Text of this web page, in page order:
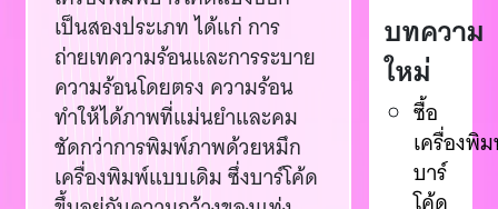
เป็นสองประเภท ได้แก่ การ
ถ่ายเทความร้อนและการระบาย
ความร้อนโดยตรง ความร้อน
ทำให้ได้ภาพที่แม่นยำและคม
ชัดกว่าการพิมพ์ภาพด้วยหมึก
เครื่องพิมพ์แบบเดิม ซึ่งบาร์โค้ด
บทความ
ใหม่
ซื้อ
เครื่องพิ
บาร์